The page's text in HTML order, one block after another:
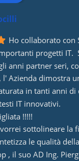
Ho collaborato con
progetti IT.
anni partner seri,
l' Azienda dimostra
in tanti anni di
IT innovativi.
!!!!!
sottolineare la
le qualità
, il suo AD Ing.